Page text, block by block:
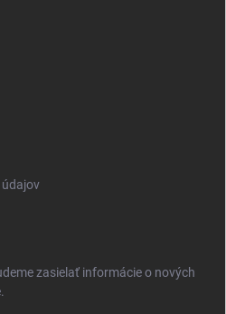
zasielať informácie o nových